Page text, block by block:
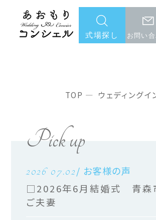
式場探し お問い
TOP ウェディングイ
Pick up
2026 07.02/ お客様の声
□2026年6月結婚式 青森
ご夫妻